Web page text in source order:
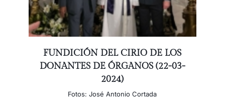
FUNDICIÓN DEL CIRIO DE LOS
DONANTES DE ÓRGANOS (22-03-
2024)
Fotos: José Antonio Cortada